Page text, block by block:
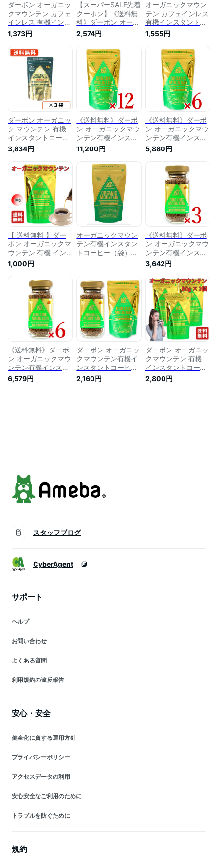
ダーボン オーガニッ
クマウンテン カフェ
インレス 有機インス
タントコーヒー 80g
有機JAS
1,373円
【スーパーSALE先着
クーポン】《送料無
料》ダーボン オーガ
ニックマウンテン カ
フェインレス 有機イ
ンスタントコーヒー
80g × 2袋 有機JAS
【 まとめ買い 】
2,574円
オーガニックマウン
テン カフェインレス
有機インスタントコ
ーヒー 詰替用(80g)
【ダーボン・ジャパ
1,555円
ダーボン オーガニッ
ク マウンテン 有機
インスタントコーヒ
ー デカフェ 80g×3
袋 《カフェインレ
ス》 珈琲 【送料
無料/メール便】
3,834円
《送料無料》ダーボ
ン オーガニックマウ
ンテン有機インスタ
ントコーヒー 80g ×
12袋 （詰替用）［有
機JAS］
11,200円
《送料無料》ダーボ
ン オーガニックマウ
ンテン有機インスタ
ントコーヒー 80g ×
6袋 （詰替用）［有
機JAS］
5,880円
【 送料無料 】ダー
ボン オーガニックマ
ウンテン 有機 イン
スタントコーヒー
80g （ 詰替用 ） 有
機コーヒー 有機 オ
ーガニック インスタ
ントコーヒー
1,000円
オーガニックマウン
テン有機インスタン
トコーヒー（袋）
《送料無料》ダーボ
ン オーガニックマウ
ンテン有機インスタ
ントコーヒー 100g
× 3個 ［有機JAS］
3,642円
《送料無料》ダーボ
ン オーガニックマウ
ンテン有機インスタ
ントコーヒー 100g
× 6個 ［有機JAS］
6,579円
ダーボン オーガニッ
クマウンテン有機イ
ンスタントコーヒー
100g（本体） ＋
80g（詰替用） ［有
2,160円
ダーボン オーガニッ
クマウンテン 有機
インスタントコーヒ
ー 80g （ 詰替用 ）
【3個】 有機コーヒ
2,800円
スタッフブログ
CyberAgent
サポート
ヘルプ
お問い合わせ
よくある質問
利用規約の違反報告
安心・安全
健全化に資する運用方針
プライバシーポリシー
アクセスデータの利用
安心安全なご利用のために
トラブルを防ぐために
規約